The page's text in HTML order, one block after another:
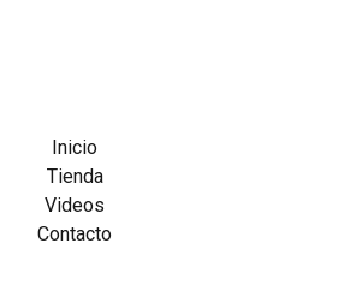
Inicio
Tienda
Videos
Contacto